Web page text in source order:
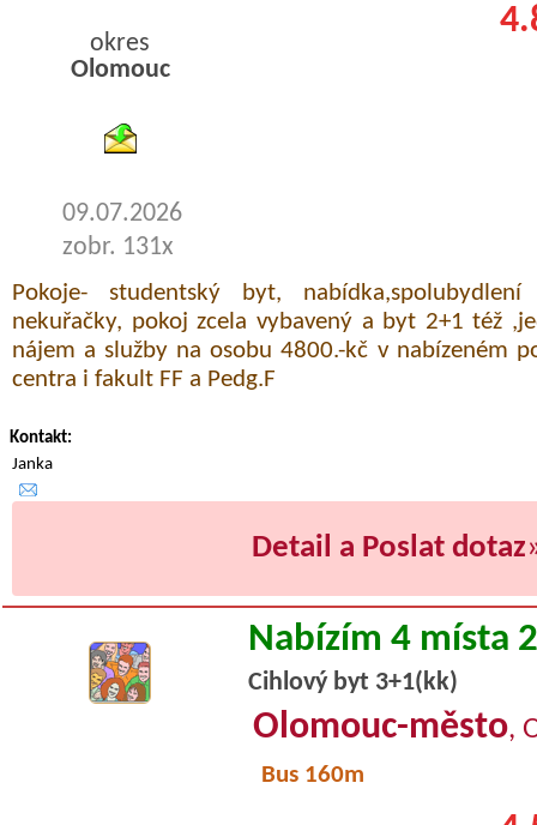
okres
Olomouc
09.07.2026
zobr. 131x
Pokoje- studentský byt,
nekuřačky, pokoj zcela vybavený a byt 2+1 též
nájem a služby na osobu 4800.-kč v nabízeném
centra i fakult FF a Pedg.F
Kontakt:
Janka
Detail a Poslat dotaz
Nabízím 4 místa
Cihlový byt 3+1(kk)
Olomouc-město,
Bus 160m